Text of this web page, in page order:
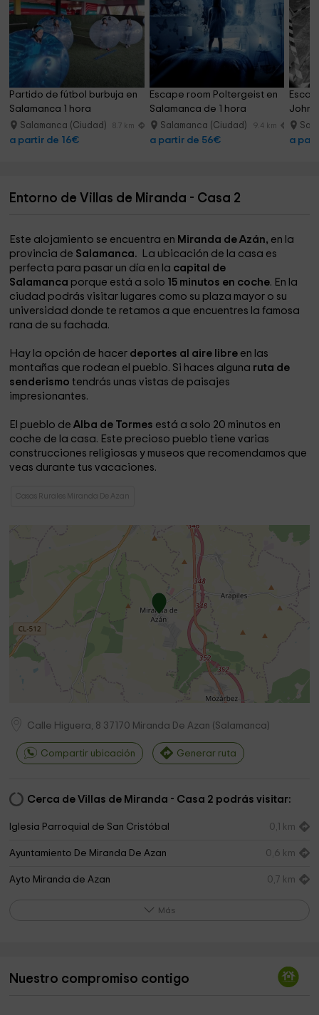
Partido de fútbol burbuja en
Salamanca 1 hora
Salamanca (Ciudad) 8.7 km
a partir de 16€
Escape room Poltergeist en
Salamanca de 1 hora
Salamanca (Ciudad) 9.4 km
a partir de 56€
John
a
Entorno de Villas de Miranda - Casa 2
Este alojamiento se encuentra en Miranda de Azán, en la
provincia de Salamanca.
La ubicación de la casa es
perfecta para pasar un día en la capital de
Salamanca porque está a solo 15 minutos en coche. En la
ciudad podrás visitar lugares como su plaza mayor o su
universidad donde te retamos a que encuentres la famosa
rana de su fachada.
Hay la opción de hacer deportes al aire libre en las
montañas que rodean el pueblo. Si haces alguna ruta de
senderismo tendrás unas vistas de paisajes
impresionantes.
El pueblo deAlba de Tormes está a solo 20 minutos en
coche de la casa. Este precioso pueblo tiene varias
construcciones religiosas y museos que recomendamos que
veas durante tus vacaciones.
Casas Rurales Miranda De Azan
Calle Higuera, 8 37170 Miranda De Azan (Salamanca)
Compartir ubicación Generar ruta
Cerca de Villas de Miranda - Casa 2 podrás visitar:
Iglesia Parroquial de San Cristóbal 0,1 km
Ayuntamiento De Miranda De Azan 0,6 km
Ayto Miranda de Azan 0,7 km
Ayuntamiento De Aldeatejada
Apóstol)
Más
Nuestro compromiso contigo